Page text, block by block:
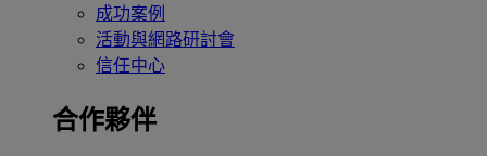
成功案例
活動與網路研討會
信任中心
合作夥伴